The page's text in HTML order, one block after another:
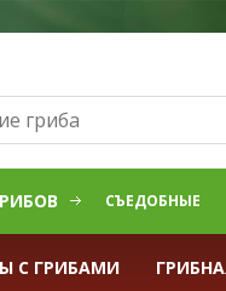
СЪЕДОБНЫЕ
С ГРИБАМИ